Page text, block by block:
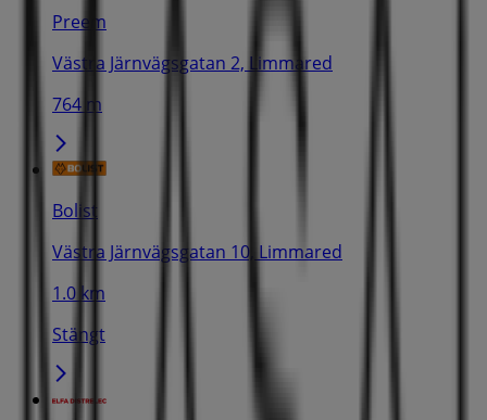
Preem
Västra Järnvägsgatan 2, Limmared
764 m
Bolist
Västra Järnvägsgatan 10, Limmared
1.0 km
Stängt